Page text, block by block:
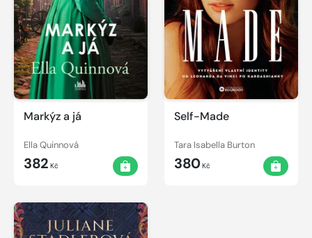
Markýz a já
Ella Quinnová
382 Kč
Self-Made
Tara Isabella Burton
380Kč